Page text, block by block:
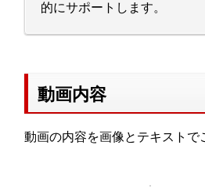
的にサポートします。
動画内容
動画の内容を画像とテキストで